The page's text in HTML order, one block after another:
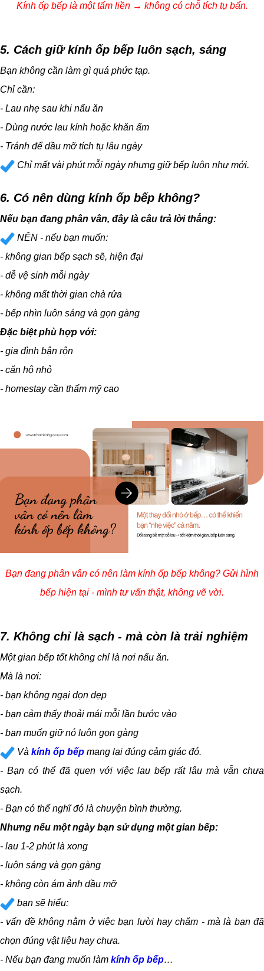
Kính ốp bếp là một tấm liền → không có chỗ tích tụ bẩn.
5. Cách giữ kính ốp bếp luôn sạch, sáng
Bạn không cần làm gì quá phức tạp.
Chỉ cần:
- Lau nhẹ sau khi nấu ăn
- Dùng nước lau kính hoặc khăn ẩm
- Tránh để dầu mỡ tích tụ lâu ngày
Chỉ mất vài phút mỗi ngày nhưng giữ bếp luôn như mới.
6. Có nên dùng kính ốp bếp không?
Nếu bạn đang phân vân, đây là câu trả lời thẳng:
NÊN - nếu bạn muốn:
- không gian bếp sạch sẽ, hiện đại
- dễ vệ sinh mỗi ngày
- không mất thời gian chà rửa
- bếp nhìn luôn sáng và gọn gàng
Đặc biệt phù hợp với:
- gia đình bận rộn
- căn hộ nhỏ
- homestay cần thẩm mỹ cao
Bạn đang phân vân có nên làm kính ốp bếp không? Gửi hình
bếp hiện tại - mình tư vấn thật, không vẽ vời.
7. Không chỉ là sạch - mà còn là trải nghiệm
Một gian bếp tốt không chỉ là nơi nấu ăn.
Mà là nơi:
- bạn không ngại dọn dẹp
- bạn cảm thấy thoải mái mỗi lần bước vào
- bạn muốn giữ nó luôn gọn gàng
Và kính ốp bếp mang lại đúng cảm giác đó.
- Bạn có thể đã quen với việc lau bếp rất lâu mà vẫn chưa
sạch.
- Bạn có thể nghĩ đó là chuyện bình thường.
Nhưng nếu một ngày bạn sử dụng một gian bếp:
- lau 1-2 phút là xong
- luôn sáng và gọn gàng
- không còn ám ảnh dầu mỡ
bạn sẽ hiểu:
- vấn đề không nằm ở việc bạn lười hay chăm - mà là bạn đã
chọn đúng vật liệu hay chưa.
- Nếu bạn đang muốn làm kính ốp bếp…